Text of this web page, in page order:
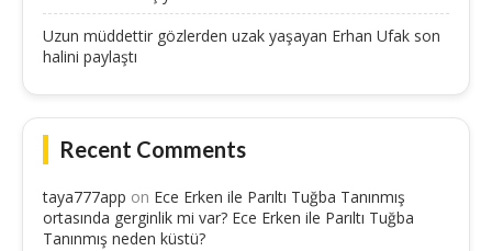
Uzun müddettir gözlerden uzak yaşayan Erhan Ufak son
halini paylaştı
Recent Comments
taya777app on Ece Erken ile Parıltı Tuğba Tanınmış
ortasında gerginlik mi var? Ece Erken ile Parıltı Tuğba
Tanınmış neden küstü?